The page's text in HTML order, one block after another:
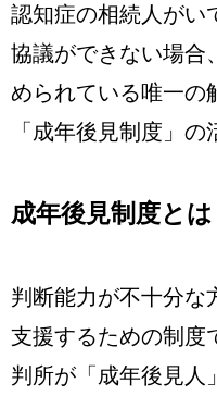
認知症の相続人がい
協議ができない場合
められている唯一の
「成年後見制度」の
成年後見制度とは
判断能力が不十分な
支援するための制度
判所が「成年後見人